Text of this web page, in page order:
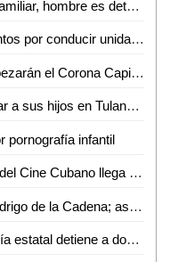
Por el presunto delito de violencia familiar, hombre es detenido
Policía estatal detiene a dos presuntos por conducir unidades con reporte de robo
The Strokes y Kings of Leon encabezarán el Corona Capital Guadalajara 2022
Extraditan a guatemalteco por matar a sus hijos en Tulancingo
pornografía infantil
Lucía, cinta premiada e imperdible del Cine Cubano llega hoy a León
Hackean Whatsapp del músico Rodrigo de la Cadena; así estafan a la gente
Por el presunto delito de robo, policía estatal detiene a dos hombres